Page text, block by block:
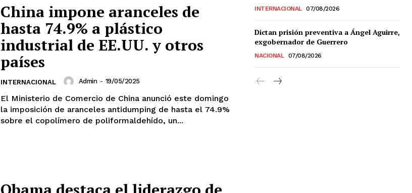
Aguascalientes
Baja California
Baja California Sur
Campeche
Chihuahua
Ciudad de México
Colima
Durango Estado de México
Tlaxcala
Tamaulipas
Sinaloa
San Luis Potosí
Quintana Roo
Querétaro
Puebla Oaxaca Nuevo León
Nayarit Morelos
China impone aranceles de
hasta 74.9% a plástico
industrial de EE.UU. y otros
países
INTERNACIONAL Admin - 19/05/2025
El Ministerio de Comercio de China anunció este domingo
la imposición de aranceles antidumping de hasta el 74.9%
sobre el copolímero de poliformaldehído, un...
INTERNACIONAL 07/08/2026
Dictan prisión preventiva a Ángel Aguirre,
exgobernador de Guerrero
NACIONAL 07/08/2026